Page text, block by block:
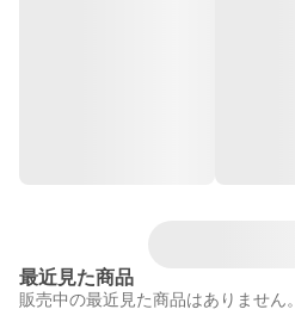
最近見た商品
販売中の最近見た商品はありません。